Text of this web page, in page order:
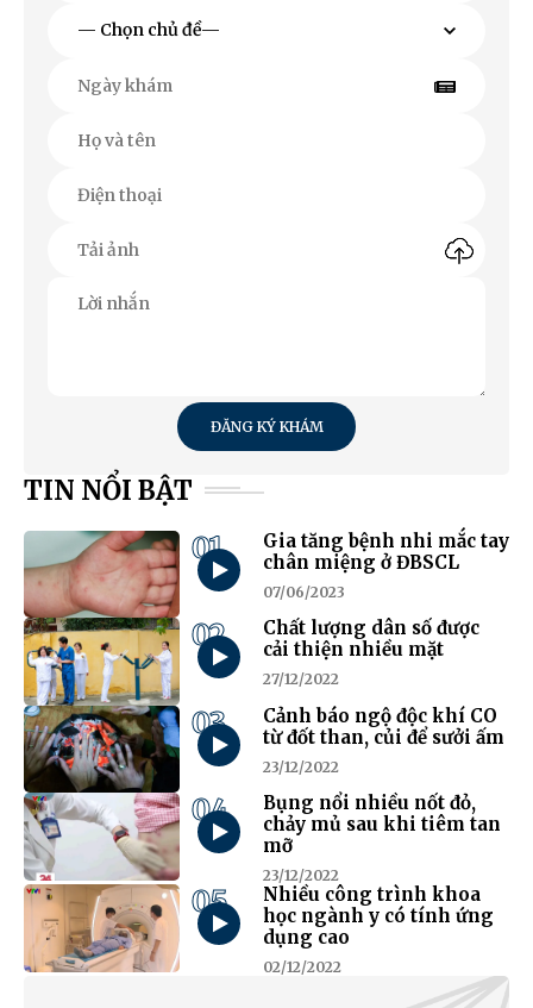
ĐĂNG KÝ KHÁM
TIN NỔI BẬT
01
Gia tăng bệnh nhi mắc tay
chân miệng ở ĐBSCL
07/06/2023
02
Chất lượng dân số được
cải thiện nhiều mặt
27/12/2022
03
Cảnh báo ngộ độc khí CO
từ đốt than, củi để sưởi ấm
23/12/2022
04
Bụng nổi nhiều nốt đỏ,
chảy mủ sau khi tiêm tan
mỡ
23/12/2022
05
Nhiều công trình khoa
học ngành y có tính ứng
dụng cao
02/12/2022